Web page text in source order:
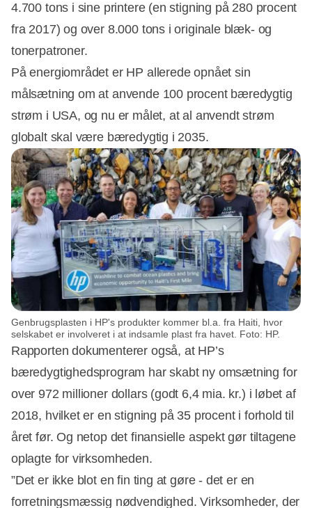
4.700 tons i sine printere (en stigning på 280 procent
fra 2017) og over 8.000 tons i originale blæk- og
tonerpatroner.
På energiområdet er HP allerede opnået sin
målsætning om at anvende 100 procent bæredygtig
strøm i USA, og nu er målet, at al anvendt strøm
globalt skal være bæredygtig i 2035.
Genbrugsplasten i HP's produkter kommer bl.a. fra Haiti, hvor
selskabet er involveret i at indsamle plast fra havet. Foto: HP.
Rapporten dokumenterer også, at HP’s
bæredygtighedsprogram har skabt ny omsætning for
over 972 millioner dollars (godt 6,4 mia. kr.) i løbet af
2018, hvilket er en stigning på 35 procent i forhold til
året før. Og netop det finansielle aspekt gør tiltagene
oplagte for virksomheden.
”Det er ikke blot en fin ting at gøre - det er en
forretningsmæssig nødvendighed. Virksomheder, der